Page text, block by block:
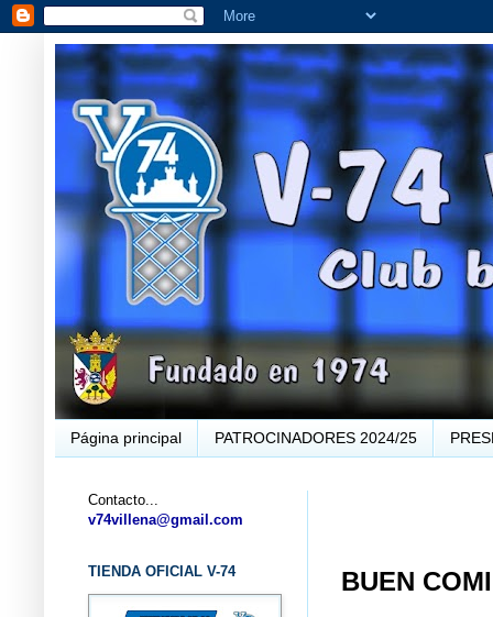
Página principal PATROCINADORES 2024/25
BUEN
Contacto...
v74villena@gmail.com
TIENDA OFICIAL V-74